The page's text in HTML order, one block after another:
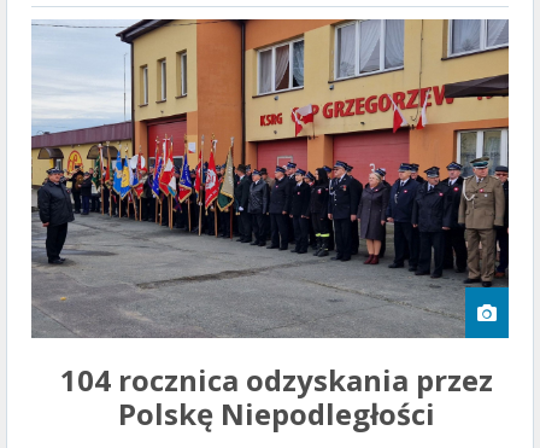
104 rocznica odzyskania przez
Polskę Niepodległości